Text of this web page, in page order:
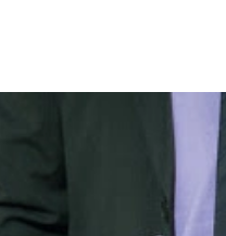
Электрон обуна: ҳуқуқий
ва қулай йўл
15-июл 2026, 05:11
билимларни
форматда ўрганиш имконияти